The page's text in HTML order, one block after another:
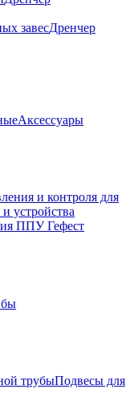
завесДренчер
Аксессуары
и контроля для
устройства
ППУ Гефест
трубыПодвесы для